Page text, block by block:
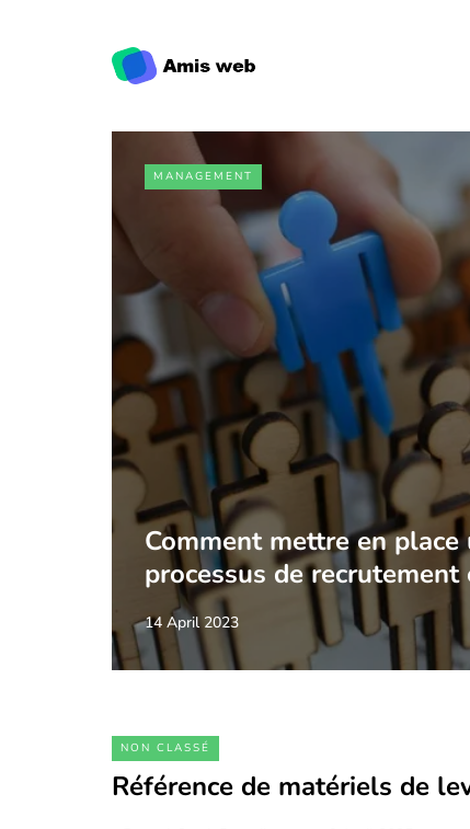
MANAGEMENT
Comment mettre en place
processus de recrutement
14 April 2023
NON CLASSÉ
Référence de matériels de